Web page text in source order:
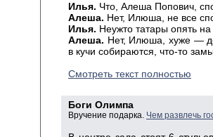
Илья. Что, Алеша Попович,
Алеша. Нет, Илюша, не все
Илья. Неужто татары опять
Алеша. Нет, Илюша, хуже —
в кучи собираются, что-то
Смотреть текст полностью
Боги Олимпа
Вручение подарка. Чем развлечь